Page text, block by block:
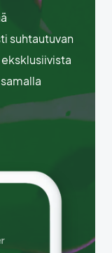
suhtautuvan